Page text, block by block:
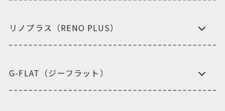
リノプラス（RENO PLUS）
G-FLAT（ジーフラット）